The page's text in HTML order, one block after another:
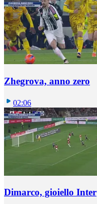
Zhegrova, anno zero
02:06
Dimarco, gioiello Inter